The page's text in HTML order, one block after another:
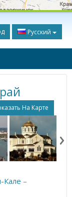
Русский
На Карте
Кале –